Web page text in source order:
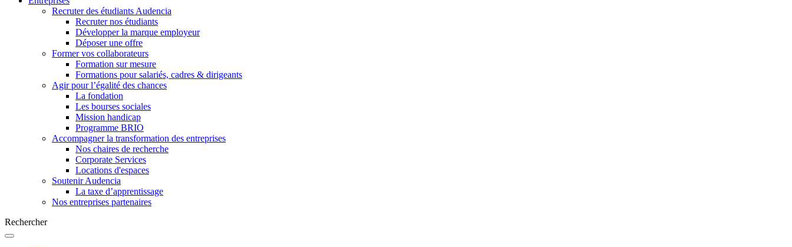
Recruter des étudiants Audencia
Recruter nos étudiants
Développer la marque employeur
Déposer une offre
Former vos collaborateurs
Formation sur mesure
Formations pour salariés, cadres & dirigeants
Agir pour l’égalité des chances
La fondation
Les bourses sociales
Mission handicap
Programme BRIO
Accompagner la transformation des entreprises
Nos chaires de recherche
Corporate Services
Locations d'espaces
Soutenir Audencia
La taxe d’apprentissage
Nos entreprises partenaires
Rechercher